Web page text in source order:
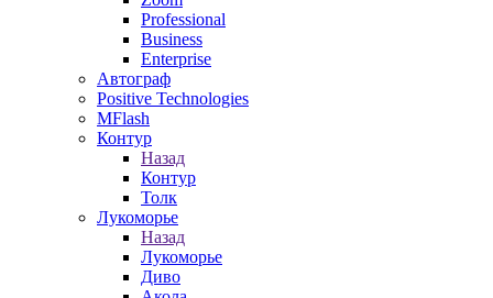
Professional
Business
Enterprise
Автограф
Positive Technologies
MFlash
Контур
Назад
Контур
Толк
Лукоморье
Назад
Лукоморье
Диво